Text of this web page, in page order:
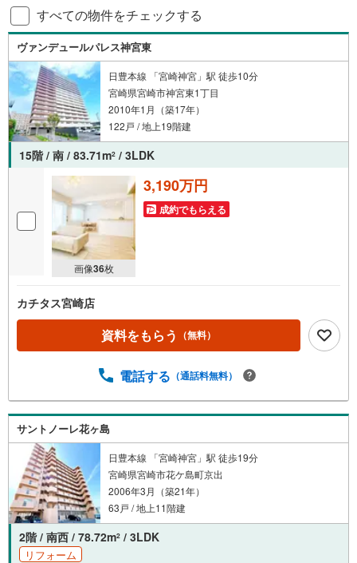
すべての物件をチェックする
ヴァンデュールパレス神宮東
日豊本線 「宮崎神宮」駅 徒歩10分
宮崎県宮崎市神宮東1丁目
2010年1月（築17年）
122戸 / 地上19階建
15階 / 南 / 83.71m2 / 3LDK
画像36枚
3,190万円
成約でもらえる
カチタス宮崎店
資料をもらう （無料）
電話する （通話料無料）
サントノーレ花ヶ島
日豊本線 「宮崎神宮」駅 徒歩19分
宮崎県宮崎市花ケ島町京出
2006年3月（築21年）
63戸 / 地上11階建
2階 / 南西 / 78.72m2 / 3LDK
リフォーム